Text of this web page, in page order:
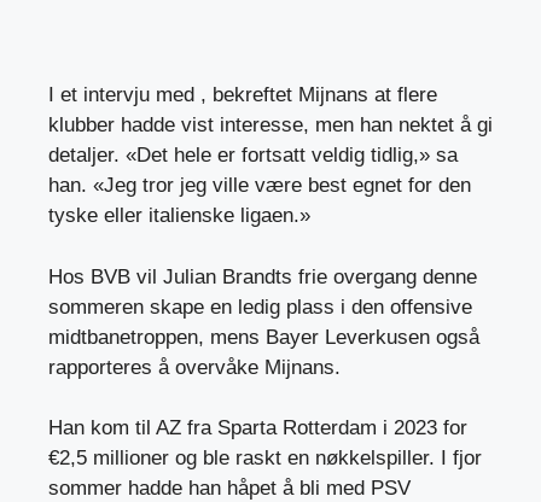
I et intervju med , bekreftet Mijnans at flere
klubber hadde vist interesse, men han nektet å gi
detaljer. «Det hele er fortsatt veldig tidlig,» sa
han. «Jeg tror jeg ville være best egnet for den
tyske eller italienske ligaen.»
Hos BVB vil Julian Brandts frie overgang denne
sommeren skape en ledig plass i den offensive
midtbanetroppen, mens Bayer Leverkusen også
rapporteres å overvåke Mijnans.
Han kom til AZ fra Sparta Rotterdam i 2023 for
€2,5 millioner og ble raskt en nøkkelspiller. I fjor
sommer hadde han håpet å bli med PSV